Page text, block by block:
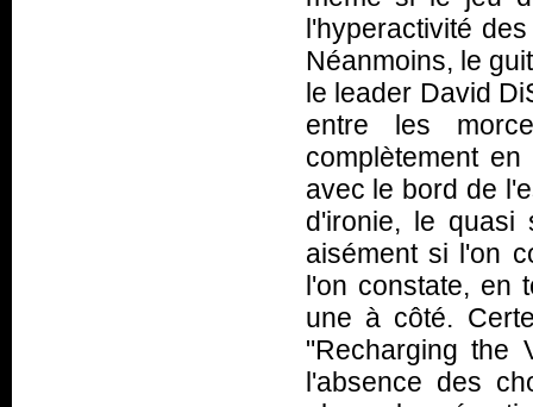
l'hyperactivité
Néanmoins, le
le leader David
entre les
complètement
avec le bord de
d'ironie, le quasi
aisément si l'on
l'on constate, en
une à côté.
"Recharging
l'absence des